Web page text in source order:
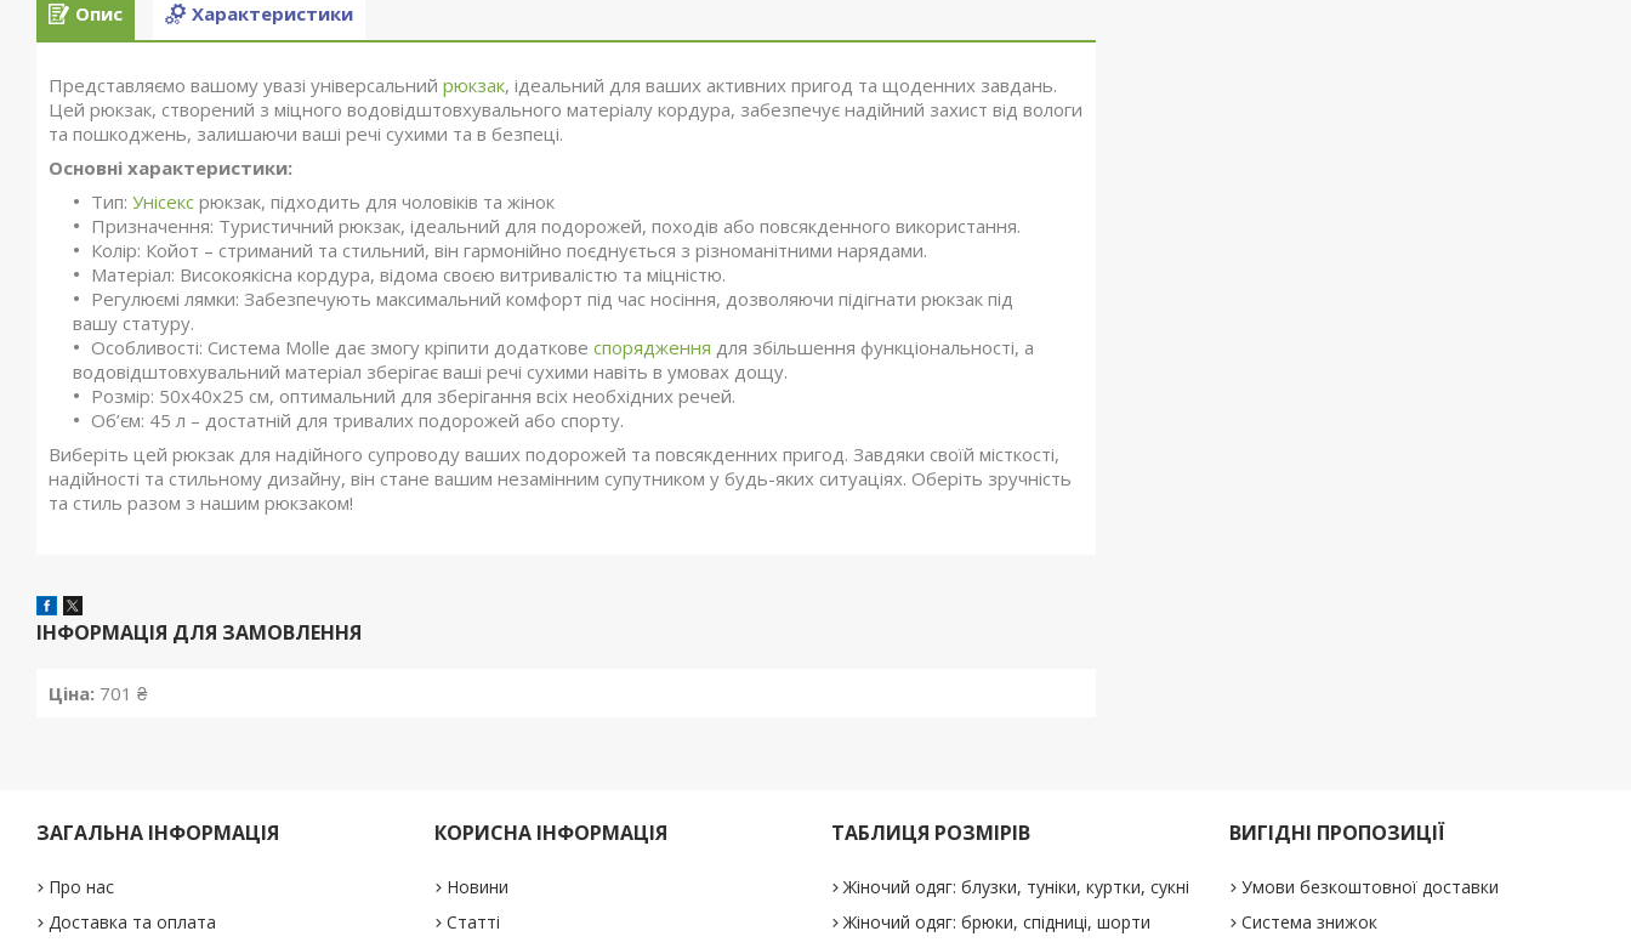
Опис Характеристики
Представляємо вашому увазі універсальний рюкзак, ідеальний для ваших активних пригод та щоденних завдань.
Цей рюкзак, створений з міцного водовідштовхувального матеріалу кордура, забезпечує надійний захист від вологи
та пошкоджень, залишаючи ваші речі сухими та в безпеці.
Основні характеристики:
Тип: Унісекс рюкзак, підходить для чоловіків та жінок
Призначення: Туристичний рюкзак, ідеальний для подорожей, походів або повсякденного використання.
Колір: Койот – стриманий та стильний, він гармонійно поєднується з різноманітними нарядами.
Матеріал: Високоякісна кордура, відома своєю витривалістю та міцністю.
Регулюємі лямки: Забезпечують максимальний комфорт під час носіння, дозволяючи підігнати рюкзак під
вашу статуру.
Особливості: Система Molle дає змогу кріпити додаткове спорядження для збільшення функціональності, а
водовідштовхувальний матеріал зберігає ваші речі сухими навіть в умовах дощу.
Розмір: 50х40х25 см, оптимальний для зберігання всіх необхідних речей.
Об’єм: 45 л – достатній для тривалих подорожей або спорту.
Виберіть цей рюкзак для надійного супроводу ваших подорожей та повсякденних пригод. Завдяки своїй місткості,
надійності та стильному дизайну, він стане вашим незамінним супутником у будь-яких ситуаціях. Оберіть зручність
та стиль разом з нашим рюкзаком!
ІНФОРМАЦІЯ ДЛЯ ЗАМОВЛЕННЯ
Ціна: 701 ₴
ЗАГАЛЬНА ІНФОРМАЦІЯ
Про нас
Доставка та оплата
КОРИСНА ІНФОРМАЦІЯ
Новини
Статті
ТАБЛИЦЯ РОЗМІРІВ
Жіночий одяг: блузки, туніки, куртки, сукні
Жіночий одяг: брюки, спідниці, шорти
ВИГІДНІ ПРОПОЗИЦІЇ
Умови безкоштовної доставки
Система знижок